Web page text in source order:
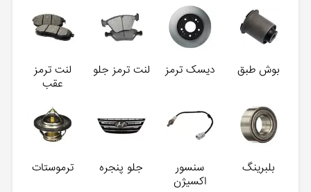
بوش طبق دیسک ترمز لنت ترمز جلو
لنت ترمز
عقب
بلبرینگ
سنسور
اکسیژن
جلو پنجره ترموستات